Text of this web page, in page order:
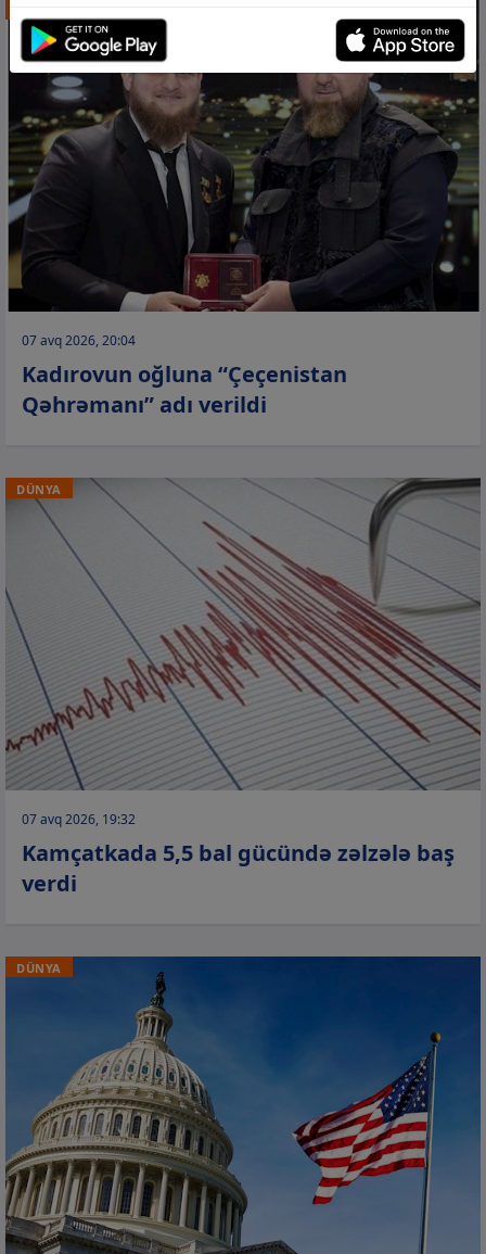
07 avq 2026, 20:04
Kadırovun oğluna “Çeçenistan
Qəhrəmanı” adı verildi
DÜNYA
07 avq 2026, 19:32
Kamçatkada 5,5 bal gücündə zəlzələ baş
verdi
DÜNYA